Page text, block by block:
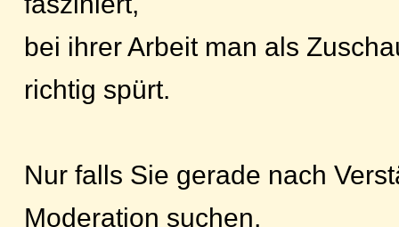
bei ihrer Arbeit man als
richtig spürt.
Nur falls Sie gerade nach
Moderation suchen,